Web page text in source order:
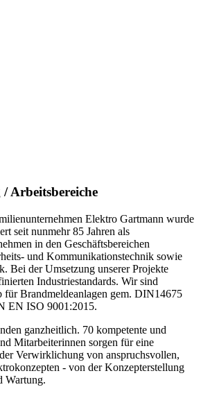
Arbeitsbereiche
Elektro Gartmann wurde
seit nunmehr 85 Jahren als
in den Geschäftsbereichen
und Kommunikationstechnik sowie
Bei der Umsetzung unserer Projekte
Industriestandards. Wir sind
für Brandmeldeanlagen gem. DIN14675
EN ISO 9001:2015.
ganzheitlich. 70 kompetente und
Mitarbeiterinnen sorgen für eine
Verwirklichung von anspruchsvollen,
- von der Konzepterstellung
Wartung.